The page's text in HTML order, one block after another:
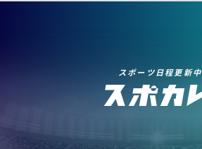
スポーツ日程更新中